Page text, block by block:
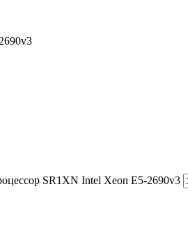
SR1XN Intel Xeon E5-2690v3